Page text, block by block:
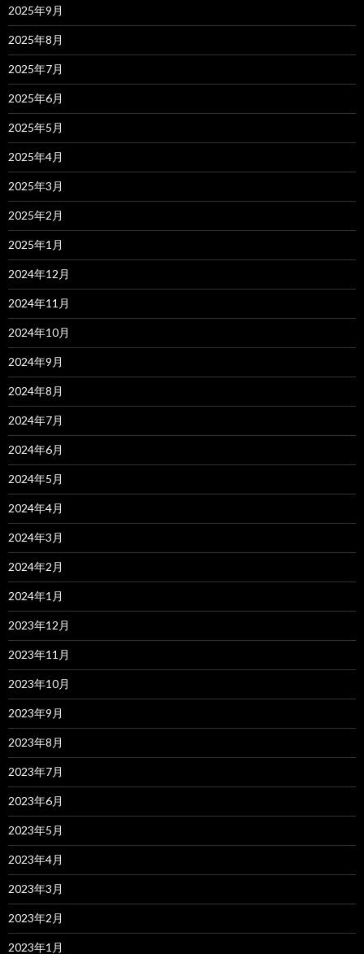
2025年9月
2025年8月
2025年7月
2025年6月
2025年5月
2025年4月
2025年3月
2025年2月
2025年1月
2024年12月
2024年11月
2024年10月
2024年9月
2024年8月
2024年7月
2024年6月
2024年5月
2024年4月
2024年3月
2024年2月
2024年1月
2023年12月
2023年11月
2023年10月
2023年9月
2023年8月
2023年7月
2023年6月
2023年5月
2023年4月
2023年3月
2023年2月
2023年1月